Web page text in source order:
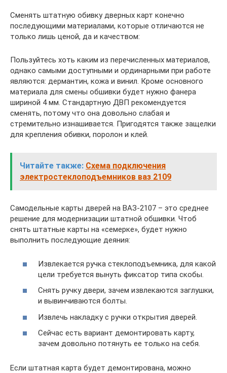
Сменять штатную обивку дверных карт конечно
последующими материалами, которые отличаются не
только лишь ценой, да и качеством:
Пользуйтесь хоть каким из перечисленных материалов,
однако самыми доступными и ординарными при работе
являются: дермантин, кожа и винил. Кроме основного
материала для смены обшивки будет нужно фанера
шириной 4 мм. Стандартную ДВП рекомендуется
сменять, потому что она довольно слабая и
стремительно изнашивается. Пригодятся также защелки
для крепления обивки, поролон и клей.
Читайте также: Схема подключения
электростеклоподъемников ваз 2109
Самодельные карты дверей на ВАЗ-2107 – это среднее
решение для модернизации штатной обшивки. Чтоб
снять штатные карты на «семерке», будет нужно
выполнить последующие деяния:
Извлекается ручка стеклоподъемника, для какой
цели требуется вынуть фиксатор типа скобы.
Снять ручку двери, зачем извлекаются заглушки,
и вывинчиваются болты.
Извлечь накладку с ручки открытия дверей.
Сейчас есть вариант демонтировать карту,
зачем довольно потянуть ее только на себя.
Если штатная карта будет демонтирована, можно